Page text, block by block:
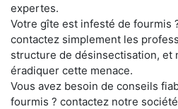
expertes.
Votre gîte est infesté de fourmis
contactez simplement les
structure de désinsectisation, et
éradiquer cette menace.
Vous avez besoin de conseils
fourmis ? contactez notre